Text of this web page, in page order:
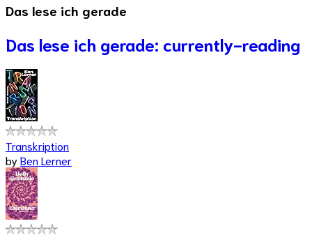
Das lese ich gerade
Das lese ich gerade: currently-reading
Transkription
byBen Lerner